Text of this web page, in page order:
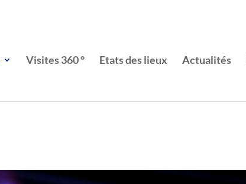
Visites 360 ° Etats des lieux Actualités